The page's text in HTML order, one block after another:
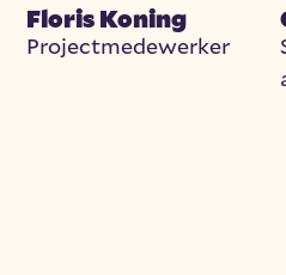
Floris Koning
Projectmedewerker